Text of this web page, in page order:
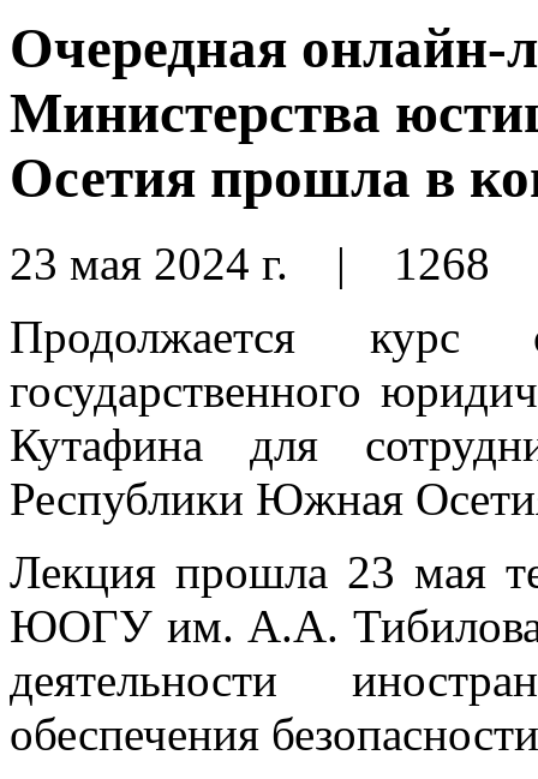
Очередная онлайн-
Министерства
Осетия прошла в
23 мая 2024 г. | 1268
Продолжается курс
государственного
Кутафина для
Республики Южная
Лекция прошла 23 мая
ЮОГУ им. А.А.
деятельности
обеспечения